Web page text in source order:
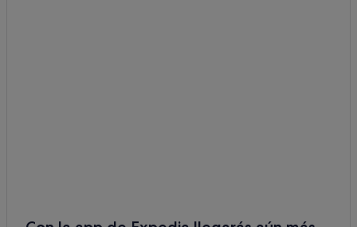
Hoteles que aceptan mascotas en Almoradí